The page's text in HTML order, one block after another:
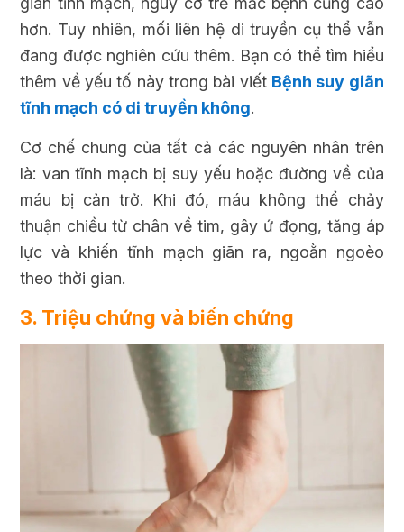
hơn. Tuy nhiên, mối liên hệ di truyền cụ thể vẫn
đang được nghiên cứu thêm. Bạn có thể tìm hiểu
thêm về yếu tố này trong bài viết Bệnh suy giãn
tĩnh mạch có di truyền không.
Cơ chế chung của tất cả các nguyên nhân trên
là: van tĩnh mạch bị suy yếu hoặc đường về của
máu bị cản trở. Khi đó, máu không thể chảy
thuận chiều từ chân về tim, gây ứ đọng, tăng áp
lực và khiến tĩnh mạch giãn ra, ngoằn ngoèo
theo thời gian.
3. Triệu chứng và biến chứng